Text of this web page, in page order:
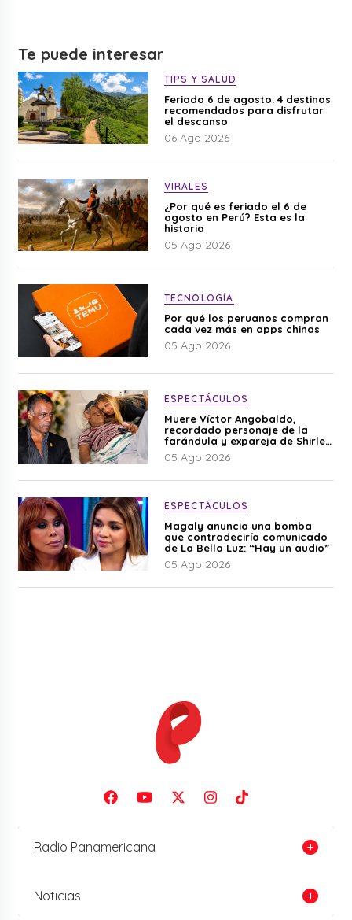
Te puede interesar
TIPS Y SALUD
Feriado 6 de agosto: 4 destinos
recomendados para disfrutar
el descanso
06 Ago 2026
VIRALES
¿Por qué es feriado el 6 de
agosto en Perú? Esta es la
historia
05 Ago 2026
TECNOLOGÍA
Por qué los peruanos compran
cada vez más en apps chinas
05 Ago 2026
ESPECTÁCULOS
Muere Víctor Angobaldo,
recordado personaje de la
farándula y expareja de Shirley
Cherres
05 Ago 2026
ESPECTÁCULOS
Magaly anuncia una bomba
que contradeciría comunicado
de La Bella Luz: “Hay un audio”
05 Ago 2026
Radio Panamericana
Noticias